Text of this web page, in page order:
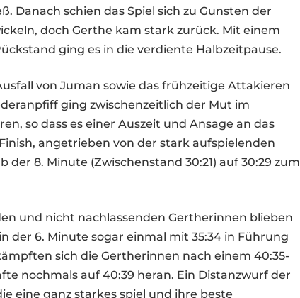
Danach schien das Spiel sich zu Gunsten der
doch Gerthe kam stark zurück. Mit einem
ging es in die verdiente Halbzeitpause.
von Juman sowie das frühzeitige Attakieren
ging zwischenzeitlich der Mut im
so dass es einer Auszeit und Ansage an das
angetrieben von der stark aufspielenden
8. Minute (Zwischenstand 30:21) auf 30:29 zum
und nicht nachlassenden Gertherinnen blieben
der 6. Minute sogar einmal mit 35:34 in Führung
sich die Gertherinnen nach einem 40:35-
nochmals auf 40:39 heran. Ein Distanzwurf der
eine ganz starkes spiel und ihre beste